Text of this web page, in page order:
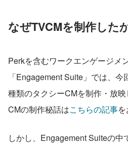
なぜTVCMを制作したか
Perkを含むワークエンゲージメ
「Engagement Suite」では、
種類のタクシーCMを制作・放
CMの制作秘話はこちらの記事
しかし、Engagement Suiteの中